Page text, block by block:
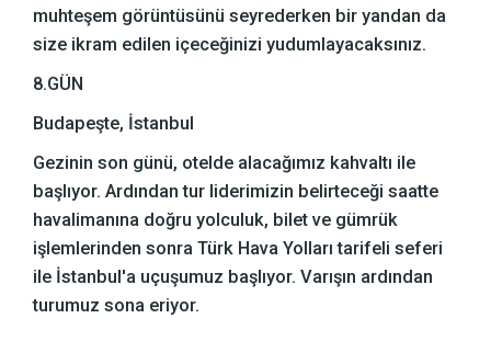
muhteşem görüntüsünü seyrederken bir yandan da
size ikram edilen içeceğinizi yudumlayacaksınız.
8.GÜN
Budapeşte, İstanbul
Gezinin son günü, otelde alacağımız kahvaltı ile
başlıyor. Ardından tur liderimizin belirteceği saatte
havalimanına doğru yolculuk, bilet ve gümrük
işlemlerinden sonra Türk Hava Yolları tarifeli seferi
ile İstanbul'a uçuşumuz başlıyor. Varışın ardından
turumuz sona eriyor.